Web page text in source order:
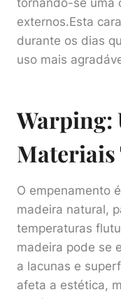
tornando-se uma
externos.Esta
durante os dias
uso mais
Warping:
O empenamento
madeira natural,
temperaturas
madeira pode se
a lacunas e
afeta a estética,